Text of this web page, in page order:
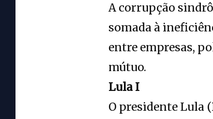
A corrupção
somada à
entre empresas,
mútuo.
Lula I
O presidente Lula